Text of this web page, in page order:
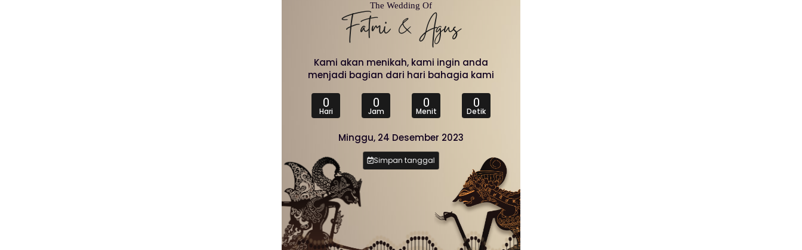
The Wedding Of
Fatmi & Agus
Kami akan menikah, kami ingin anda
menjadi bagian dari hari bahagia kami
0
Hari
0
Jam
0
Menit
0
Detik
Minggu, 24 Desember 2023
Simpan tanggal